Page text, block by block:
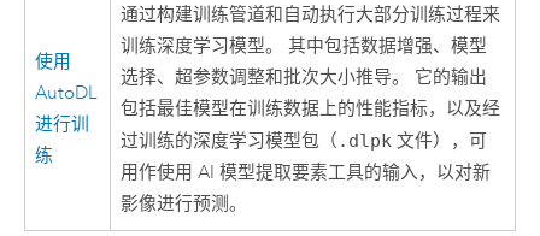
使用
AutoDL
进行训
练
通过构建训练管道和自动执行大部分训练过程来
训练深度学习模型。 其中包括数据增强、模型
选择、超参数调整和批次大小推导。 它的输出
包括最佳模型在训练数据上的性能指标，以及经
过训练的深度学习模型包（ .dlpk 文件），可
用作使用 AI 模型提取要素工具的输入，以对新
影像进行预测。